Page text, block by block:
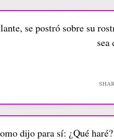
se postró sobre su
dijo para sí: ¿Qué